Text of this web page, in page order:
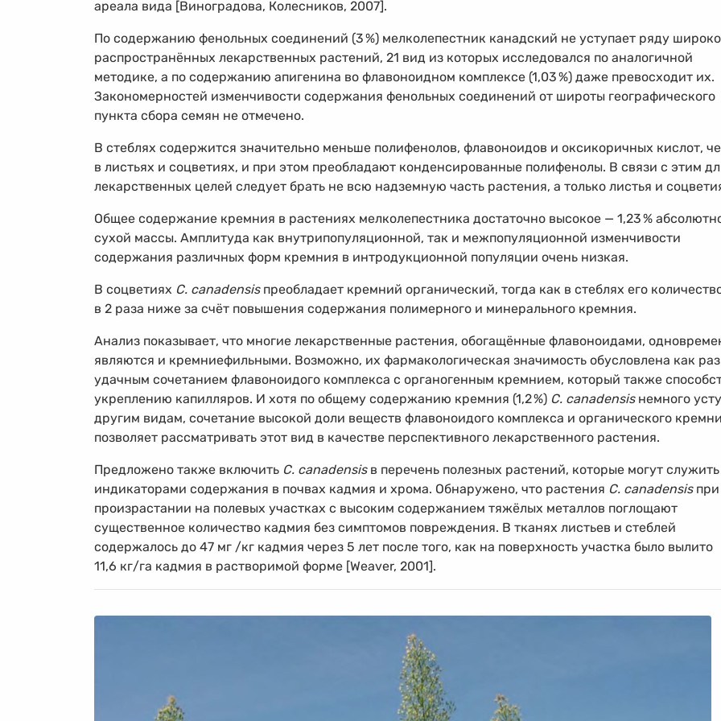
ареала вида [Виноградова, Колесников, 2007].
По содержанию фенольных соединений (3%) мелколепестник канадский не уступает ряду широко
распространённых лекарственных растений, 21 вид из которых исследовался по аналогичной
методике, а по содержанию апигенина во флавоноидном комплексе (1,03%) даже превосходит их.
Закономерностей изменчивости содержания фенольных соединений от широты географического
пункта сбора семян не отмечено.
В стеблях содержится значительно меньше полифенолов, флавоноидов и оксикоричных кислот,
в листьях и соцветиях, и при этом преобладают конденсированные полифенолы. В связи с этим
лекарственных целей следует брать не всю надземную часть растения, а только листья и
Общее содержание кремния в растениях мелколепестника достаточно высокое — 1,23%
сухой массы. Амплитуда как внутрипопуляционной, так и межпопуляционной изменчивости
содержания различных форм кремния в интродукционной популяции очень низкая.
В соцветиях C. canadensisпреобладает кремний органический, тогда как в стеблях его
в 2 раза ниже за счёт повышения содержания полимерного и минерального кремния.
Анализ показывает, что многие лекарственные растения, обогащённые флавоноидами,
являются и кремниефильными. Возможно, их фармакологическая значимость обусловлена как раз
удачным сочетанием флавоноидого комплекса с органогенным кремнием, который также
укреплению капилляров. И хотя по общему содержанию кремния (1,2%) C. canadensisнемного
другим видам, сочетание высокой доли веществ флавоноидого комплекса и органического
позволяет рассматривать этот вид в качестве перспективного лекарственного растения.
Предложено также включить C. canadensisв перечень полезных растений, которые могут служить
индикаторами содержания в почвах кадмия и хрома. Обнаружено, что растения C. canadensisпри
произрастании на полевых участках с высоким содержанием тяжёлых металлов поглощают
существенное количество кадмия без симптомов повреждения. В тканях листьев и стеблей
содержалось до 47 мг /кг кадмия через 5 лет после того, как на поверхность участка было вылито
11,6 кг/га кадмия в растворимой форме [Weaver, 2001].